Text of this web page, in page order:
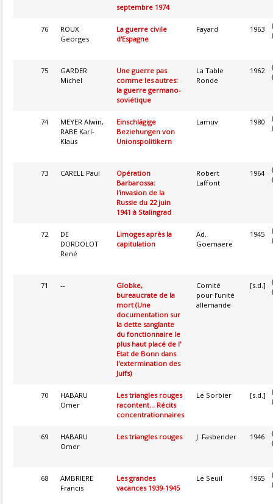
septembre 1974
76
ROUX
Georges
La guerre civile
d'Espagne
Fayard 1963
75
GARDER
Michel
Une guerre pas
comme les autres:
la guerre germano-
soviétique
La Table
Ronde
1962
74
MEYER Alwin,
RABE Karl-
Klaus
Einschlägige
Beziehungen von
Unionspolitikern
Lamuv 1980
73 CARELL Paul
Opération
Barbarossa:
l'invasion de la
Russie du 22 juin
1941 à Stalingrad
Robert
Laffont
1964
72
DE
DORDOLOT
René
Limoges après la
capitulation
Ad.
Goemaere
1945
71 --
Globke,
bureaucrate de la
mort (Une
documentation sur
la dette sanglante
du fonctionnaire le
plus haut placé de l'
Etat de Bonn dans
l'extermination des
Juifs)
Comité
pour l’unité
allemande
[s.d.]
70
HABARU
Omer
Les triangles rouges
racontent... Récits
concentrationnaires
Le Sorbier [s.d.]
69
HABARU
Omer
Les triangles rouges J. Fasbender 1946
68
AMBRIERE
Francis
Les grandes
vacances 1939-1945
Le Seuil 1965